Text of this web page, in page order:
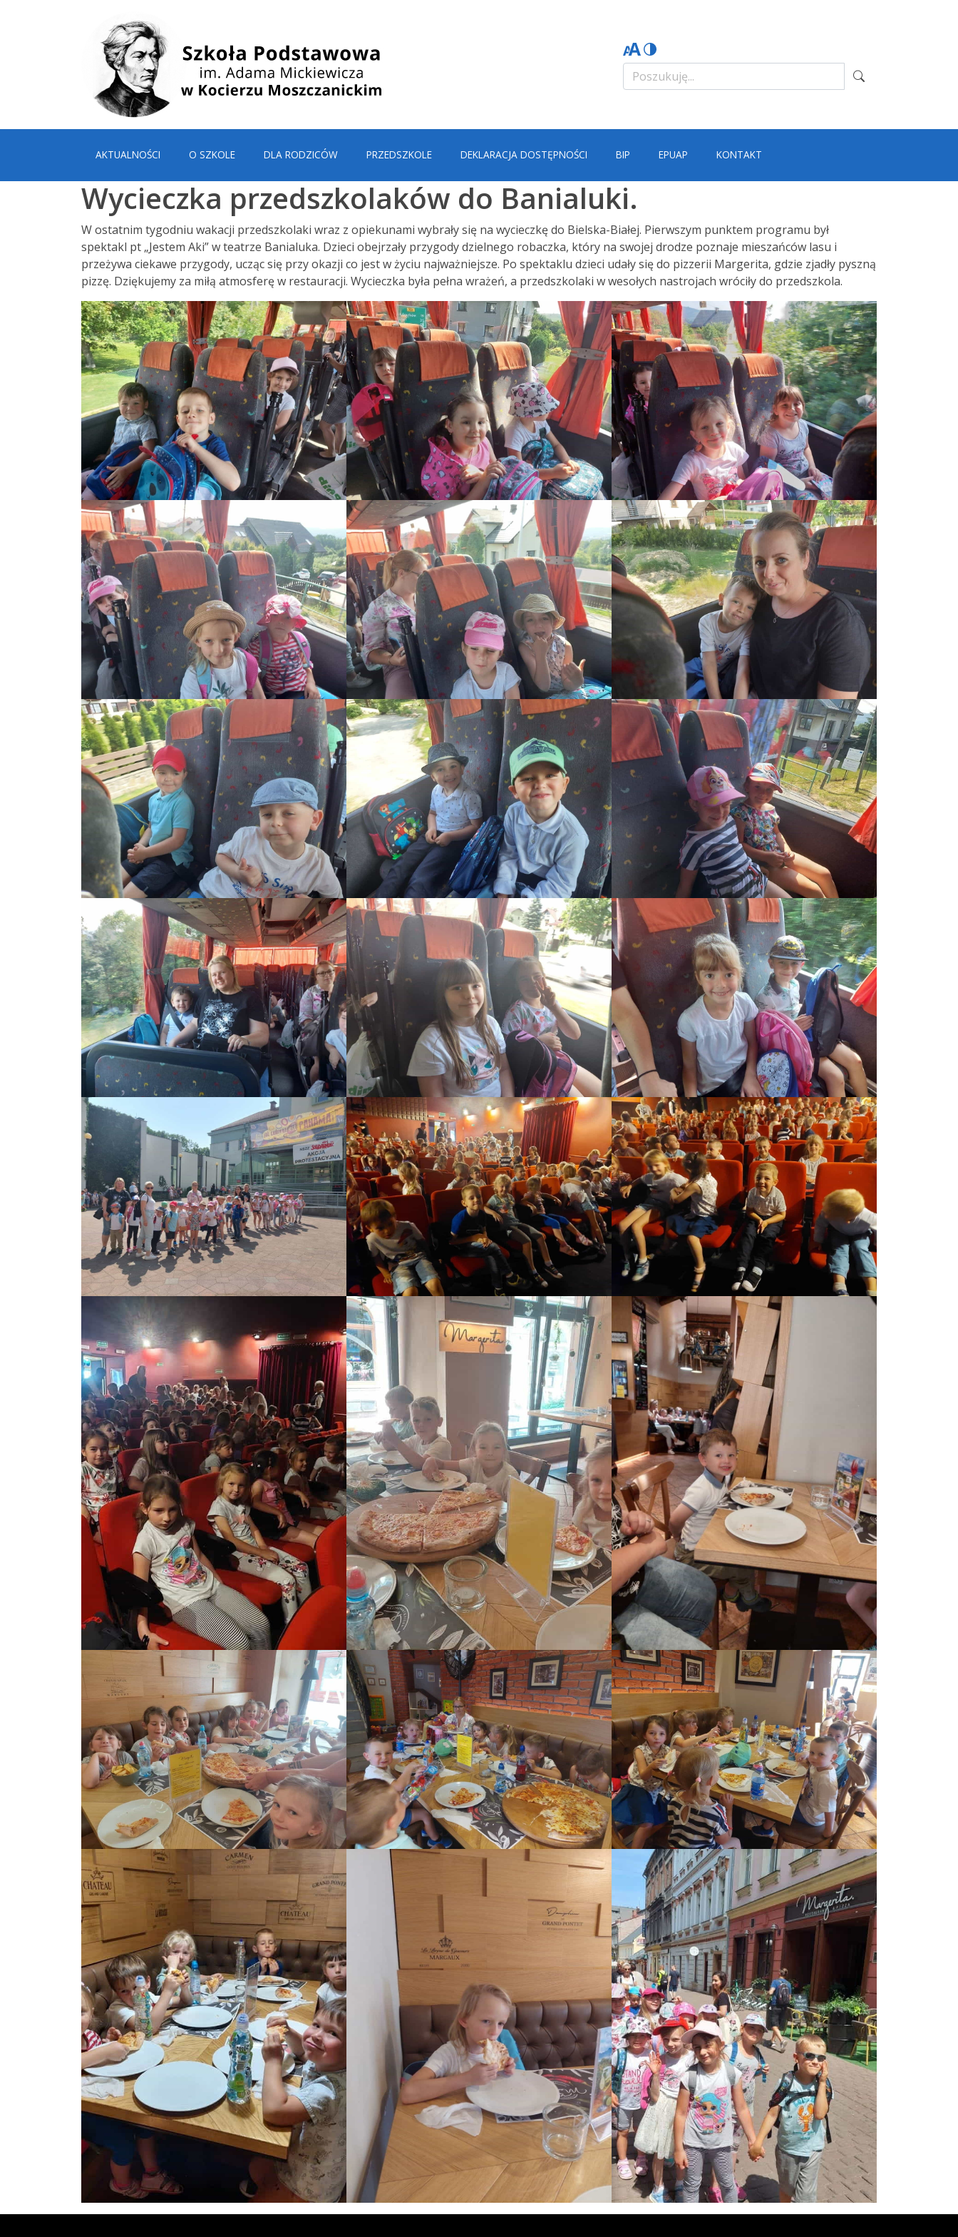
AKTUALNOŚCI O SZKOLE DLA RODZICÓW PRZEDSZKOLE DEKLARACJA DOSTĘPNOŚCI BIP EPUAP KONTAKT
Wycieczka przedszkolaków do Banialuki.
W ostatnim tygodniu wakacji przedszkolaki wraz z opiekunami wybrały się na wycieczkę do Bielska-Białej. Pierwszym punktem programu był
spektakl pt „Jestem Aki” w teatrze Banialuka. Dzieci obejrzały przygody dzielnego robaczka, który na swojej drodze poznaje mieszańców lasu i
przeżywa ciekawe przygody, ucząc się przy okazji co jest w życiu najważniejsze. Po spektaklu dzieci udały się do pizzerii Margerita, gdzie zjadły pyszną
pizzę. Dziękujemy za miłą atmosferę w restauracji. Wycieczka była pełna wrażeń, a przedszkolaki w wesołych nastrojach wróciły do przedszkola.